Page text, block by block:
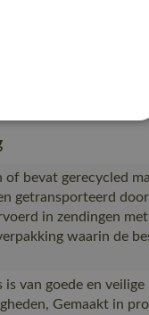
Gemaakt in
Laos of Vietnam
of bevat gerecycled
getransporteerd
in zendingen
waarin de
van goede en
Gemaakt in